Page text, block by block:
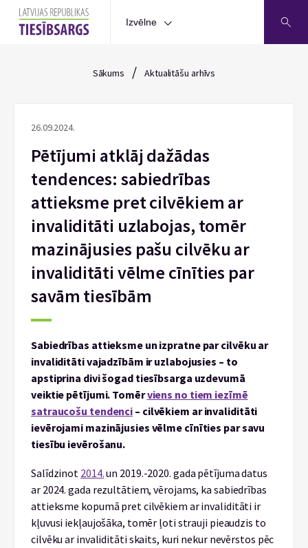
Izvēlne
Sākums / Aktualitāšu arhīvs
26.09.2024.
Pētījumi atklāj dažādas
tendences: sabiedrības
attieksme pret cilvēkiem ar
invaliditāti uzlabojas, tomēr
mazinājusies pašu cilvēku ar
invaliditāti vēlme cīnīties par
savām tiesībām
Sabiedrības attieksme un izpratne par cilvēku ar
invaliditāti vajadzībām ir uzlabojusies – to
apstiprina divi šogad tiesībsarga uzdevumā
veiktie pētījumi. Tomērviens no tiem iezīmē
satraucošu tendenci – cilvēkiem ar invaliditāti
ievērojami mazinājusies vēlme cīnīties par savu
tiesību ievērošanu.
Salīdzinot 2014.un 2019.-2020. gada pētījuma datus
ar 2024. gada rezultātiem, vērojams, ka sabiedrības
attieksme kopumā pret cilvēkiem ar invaliditāti ir
kļuvusi iekļaujošāka, tomēr ļoti strauji pieaudzis to
cilvēku ar invaliditāti skaits, kuri nekur nevērstos pēc